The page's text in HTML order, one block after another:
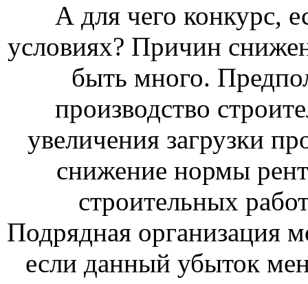
А для чего конкурс,
условиях? Причин
быть много.
производство
увеличения загрузки
снижение нормы
строительных
Подрядная организация
если данный убыток